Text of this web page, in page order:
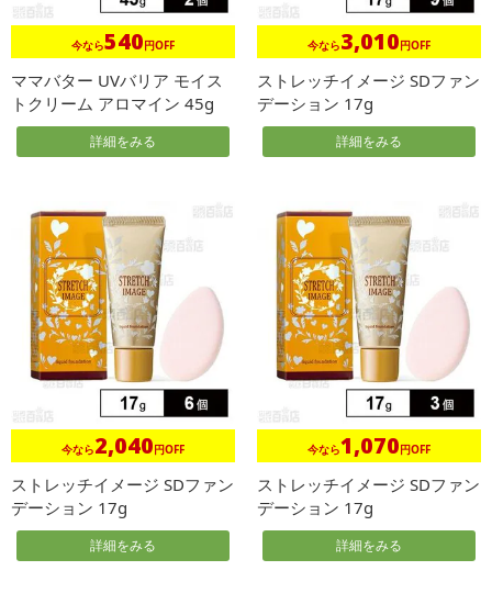
今なら540円OFF
ママバター UVバリア モイス
トクリーム アロマイン 45g
詳細をみる
今なら3,010円OFF
ストレッチイメージ SDファン
デーション 17g
詳細をみる
今なら2,040円OFF
ストレッチイメージ SDファン
デーション 17g
詳細をみる
今なら1,070円OFF
ストレッチイメージ SDファン
デーション 17g
詳細をみる